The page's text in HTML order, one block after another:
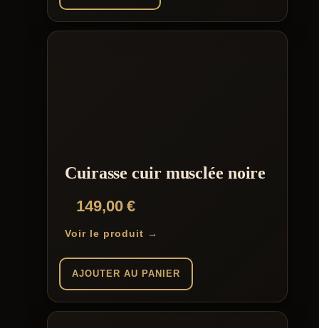
34,00 €.
Cuirasse cuir musclée noire
149,00€
Voir le produit →
AJOUTER AU PANIER